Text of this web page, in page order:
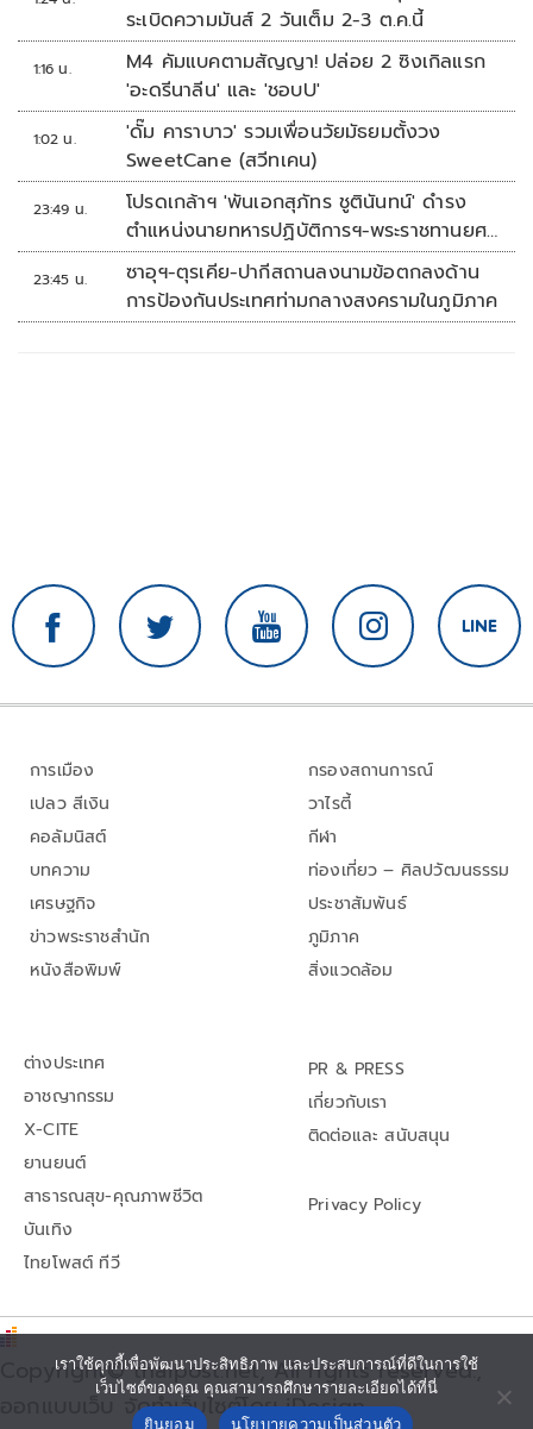
ระเบิดความมันส์ 2 วันเต็ม 2-3 ต.ค.นี้
1:16 น.
M4 คัมแบคตามสัญญา! ปล่อย 2 ซิงเกิลแรก
'อะดรีนาลีน' และ 'ชอบU'
1:02 น.
'ดั๊ม คาราบาว' รวมเพื่อนวัยมัธยมตั้งวง
SweetCane (สวีทเคน)
23:49 น.
โปรดเกล้าฯ 'พันเอกสุภัทร ชูตินันทน์' ดำรง
ตำแหน่งนายทหารปฏิบัติการฯ-พระราชทานยศ
'พลตรี'
23:45 น.
ซาอุฯ-ตุรเคีย-ปากีสถานลงนามข้อตกลงด้าน
การป้องกันประเทศท่ามกลางสงครามในภูมิภาค
การเมือง
เปลว สีเงิน
คอลัมนิสต์
บทความ
เศรษฐกิจ
ข่าวพระราชสำนัก
หนังสือพิมพ์
กรองสถานการณ์
วาไรตี้
กีฬา
ท่องเที่ยว – ศิลปวัฒนธรรม
ประชาสัมพันธ์
ภูมิภาค
สิ่งแวดล้อม
ต่างประเทศ
อาชญากรรม
X-CITE
ยานยนต์
สาธารณสุข-คุณภาพชีวิต
บันเทิง
ไทยโพสต์ ทีวี
PR & PRESS
เกี่ยวกับเรา
ติดต่อและ สนับสนุน
Privacy Policy
Copyright© thaipost.net, All rights reserved.,
ออกแบบเว็บ จัดทำเว็บไซต์โดย iDesign
เราใช้คุกกี้เพื่อพัฒนาประสิทธิภาพ และประสบการณ์ที่ดีในการใช้
เว็บไซต์ของคุณ คุณสามารถศึกษารายละเอียดได้ที่นี่
ยินยอม
นโยบายความเป็นส่วนตัว